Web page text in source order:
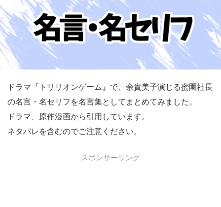
ドラマ『トリリオンゲーム』で、余貴美子演じる蜜園社長
の名言・名セリフを名言集としてまとめてみました。
ドラマ、原作漫画から引用しています。
ネタバレを含むのでご注意ください。
スポンサーリンク